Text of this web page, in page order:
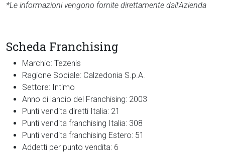
*Le informazioni vengono fornite direttamente dall'Azienda
Scheda Franchising
Marchio: Tezenis
Ragione Sociale: Calzedonia S.p.A.
Settore: Intimo
Anno di lancio del Franchising: 2003
Punti vendita diretti Italia: 21
Punti vendita franchising Italia: 308
Punti vendita franchising Estero: 51
Addetti per punto vendita: 6